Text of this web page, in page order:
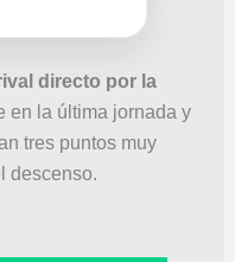
directo por la
en la última jornada y
tres puntos muy
descenso.